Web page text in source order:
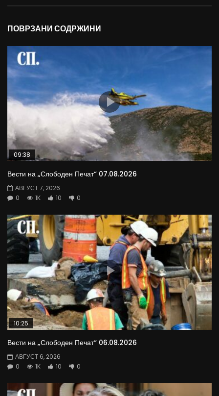
ПОВРЗАНИ СОДРЖИНИ
09:38
Вести на „Слободен Печат“ 07.08.2026
АВГУСТ 7, 2026
0
1K 10 0
10:25
Вести на „Слободен Печат“ 06.08.2026
АВГУСТ 6, 2026
0
1K 10 0